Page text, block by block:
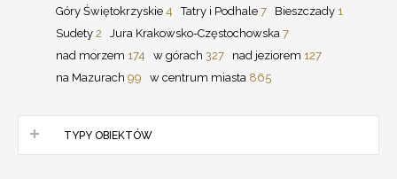
Góry Świętokrzyskie 4 Tatry i Podhale 7 Bieszczady 1
Sudety 2 Jura Krakowsko-Częstochowska 7
nad morzem 174 w górach 327 nad jeziorem 127
na Mazurach 99 w centrum miasta 865
TYPY OBIEKTÓW